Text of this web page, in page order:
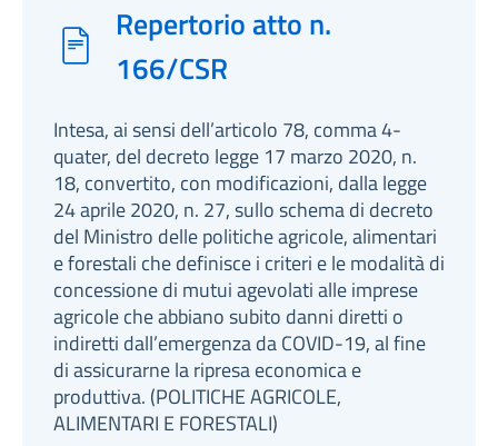
Repertorio atto n.
166/CSR
Intesa, ai sensi dell’articolo 78, comma 4-
quater, del decreto legge 17 marzo 2020, n.
18, convertito, con modificazioni, dalla legge
24 aprile 2020, n. 27, sullo schema di decreto
del Ministro delle politiche agricole, alimentari
e forestali che definisce i criteri e le modalità di
concessione di mutui agevolati alle imprese
agricole che abbiano subito danni diretti o
indiretti dall’emergenza da COVID-19, al fine
di assicurarne la ripresa economica e
produttiva. (POLITICHE AGRICOLE,
ALIMENTARI E FORESTALI)